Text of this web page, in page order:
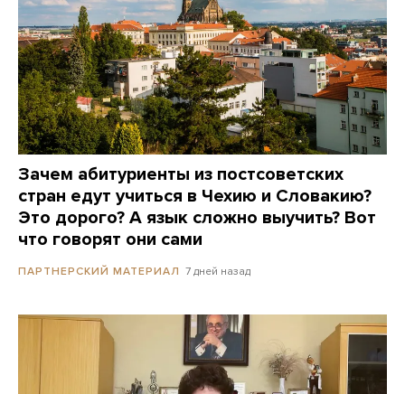
Зачем абитуриенты из постсоветских
стран едут учиться в Чехию и Словакию?
Это дорого? А язык сложно выучить? Вот
что говорят они сами
ПАРТНЕРСКИЙ МАТЕРИАЛ 7 дней назад